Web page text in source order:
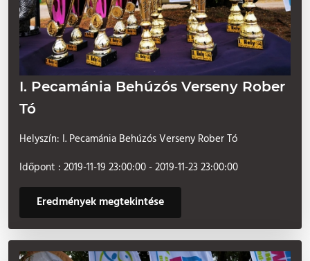
I. Pecamánia Behúzós Verseny Rober
Tó
Helyszín: I. Pecamánia Behúzós Verseny Rober Tó
Időpont : 2019-11-19 23:00:00 - 2019-11-23 23:00:00
Eredmények megtekintése